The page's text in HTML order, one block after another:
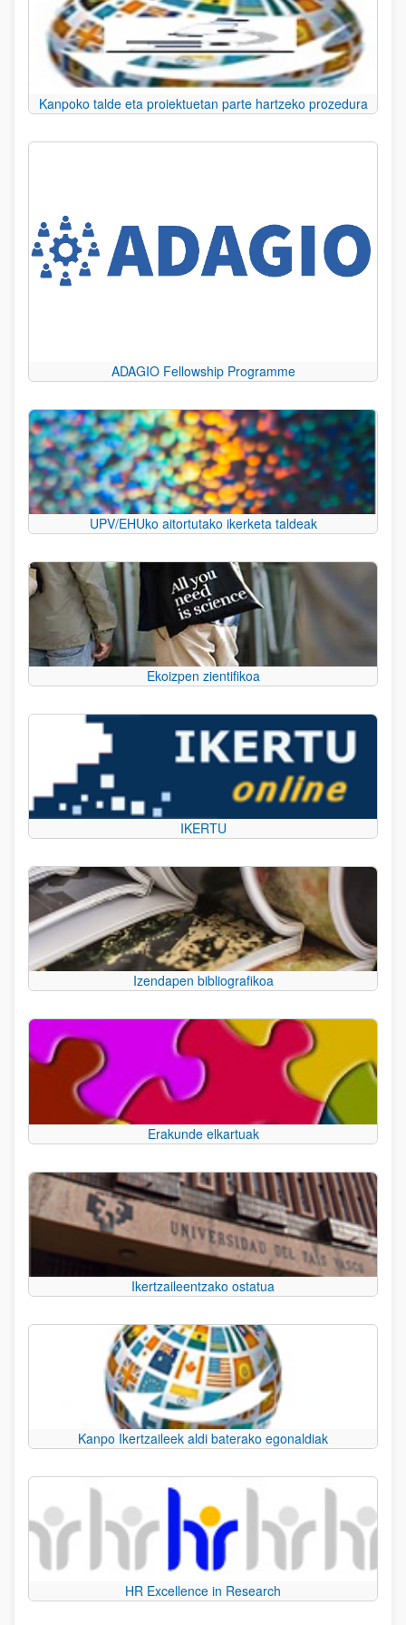
Kanpoko talde eta proiektuetan parte hartzeko prozedura
ADAGIO Fellowship Programme
UPV/EHUko aitortutako ikerketa taldeak
Ekoizpen zientifikoa
IKERTU
Izendapen bibliografikoa
Erakunde elkartuak
Ikertzaileentzako ostatua
Kanpo Ikertzaileek aldi baterako egonaldiak
HR Excellence in Research